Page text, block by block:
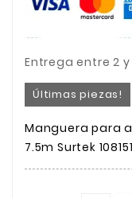
Entrega entre 2 y
Últimas piezas!
Manguera para
7.5m Surtek 108151